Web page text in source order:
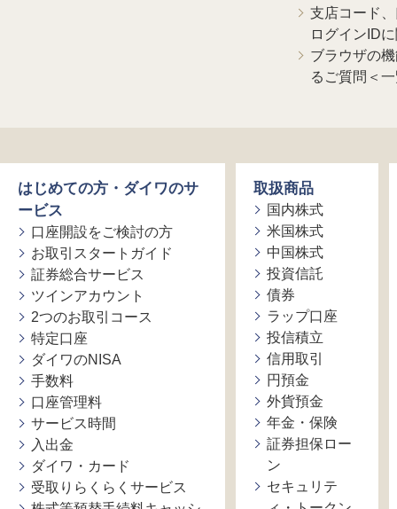
支店コード
ログインID
ブラウザの
るご質問＜
はじめての方・ダイワのサ
ービス
口座開設をご検討の方
お取引スタートガイド
証券総合サービス
ツインアカウント
2つのお取引コース
特定口座
ダイワのNISA
手数料
口座管理料
サービス時間
入出金
ダイワ・カード
受取りらくらくサービス
取扱商品
国内株式
米国株式
中国株式
投資信託
債券
ラップ口座
投信積立
信用取引
円預金
外貨預金
年金・保険
証券担保ロー
ン
セキュリテ